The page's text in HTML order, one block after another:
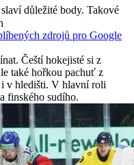
důležité body. Takové
zdrojů pro Google
Čeští hokejisté si z
také hořkou pachuť z
v hledišti. V hlavní roli
finského sudího.